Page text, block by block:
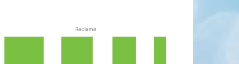
Reclame